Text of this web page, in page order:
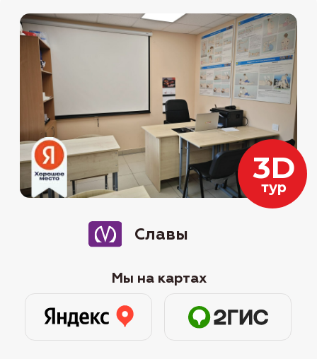
10.05 -онлайн (воскресенье) 11:00-
-онлайн (вторник и четверг)
-онлайн (вторник и четверг)
10:00-12:30
Даты старта групп и их
расписание
+7 (911) 920-15-22
Ул. Бухарестская, д. 94к1
Пн-пт с 11:00 до 19:00